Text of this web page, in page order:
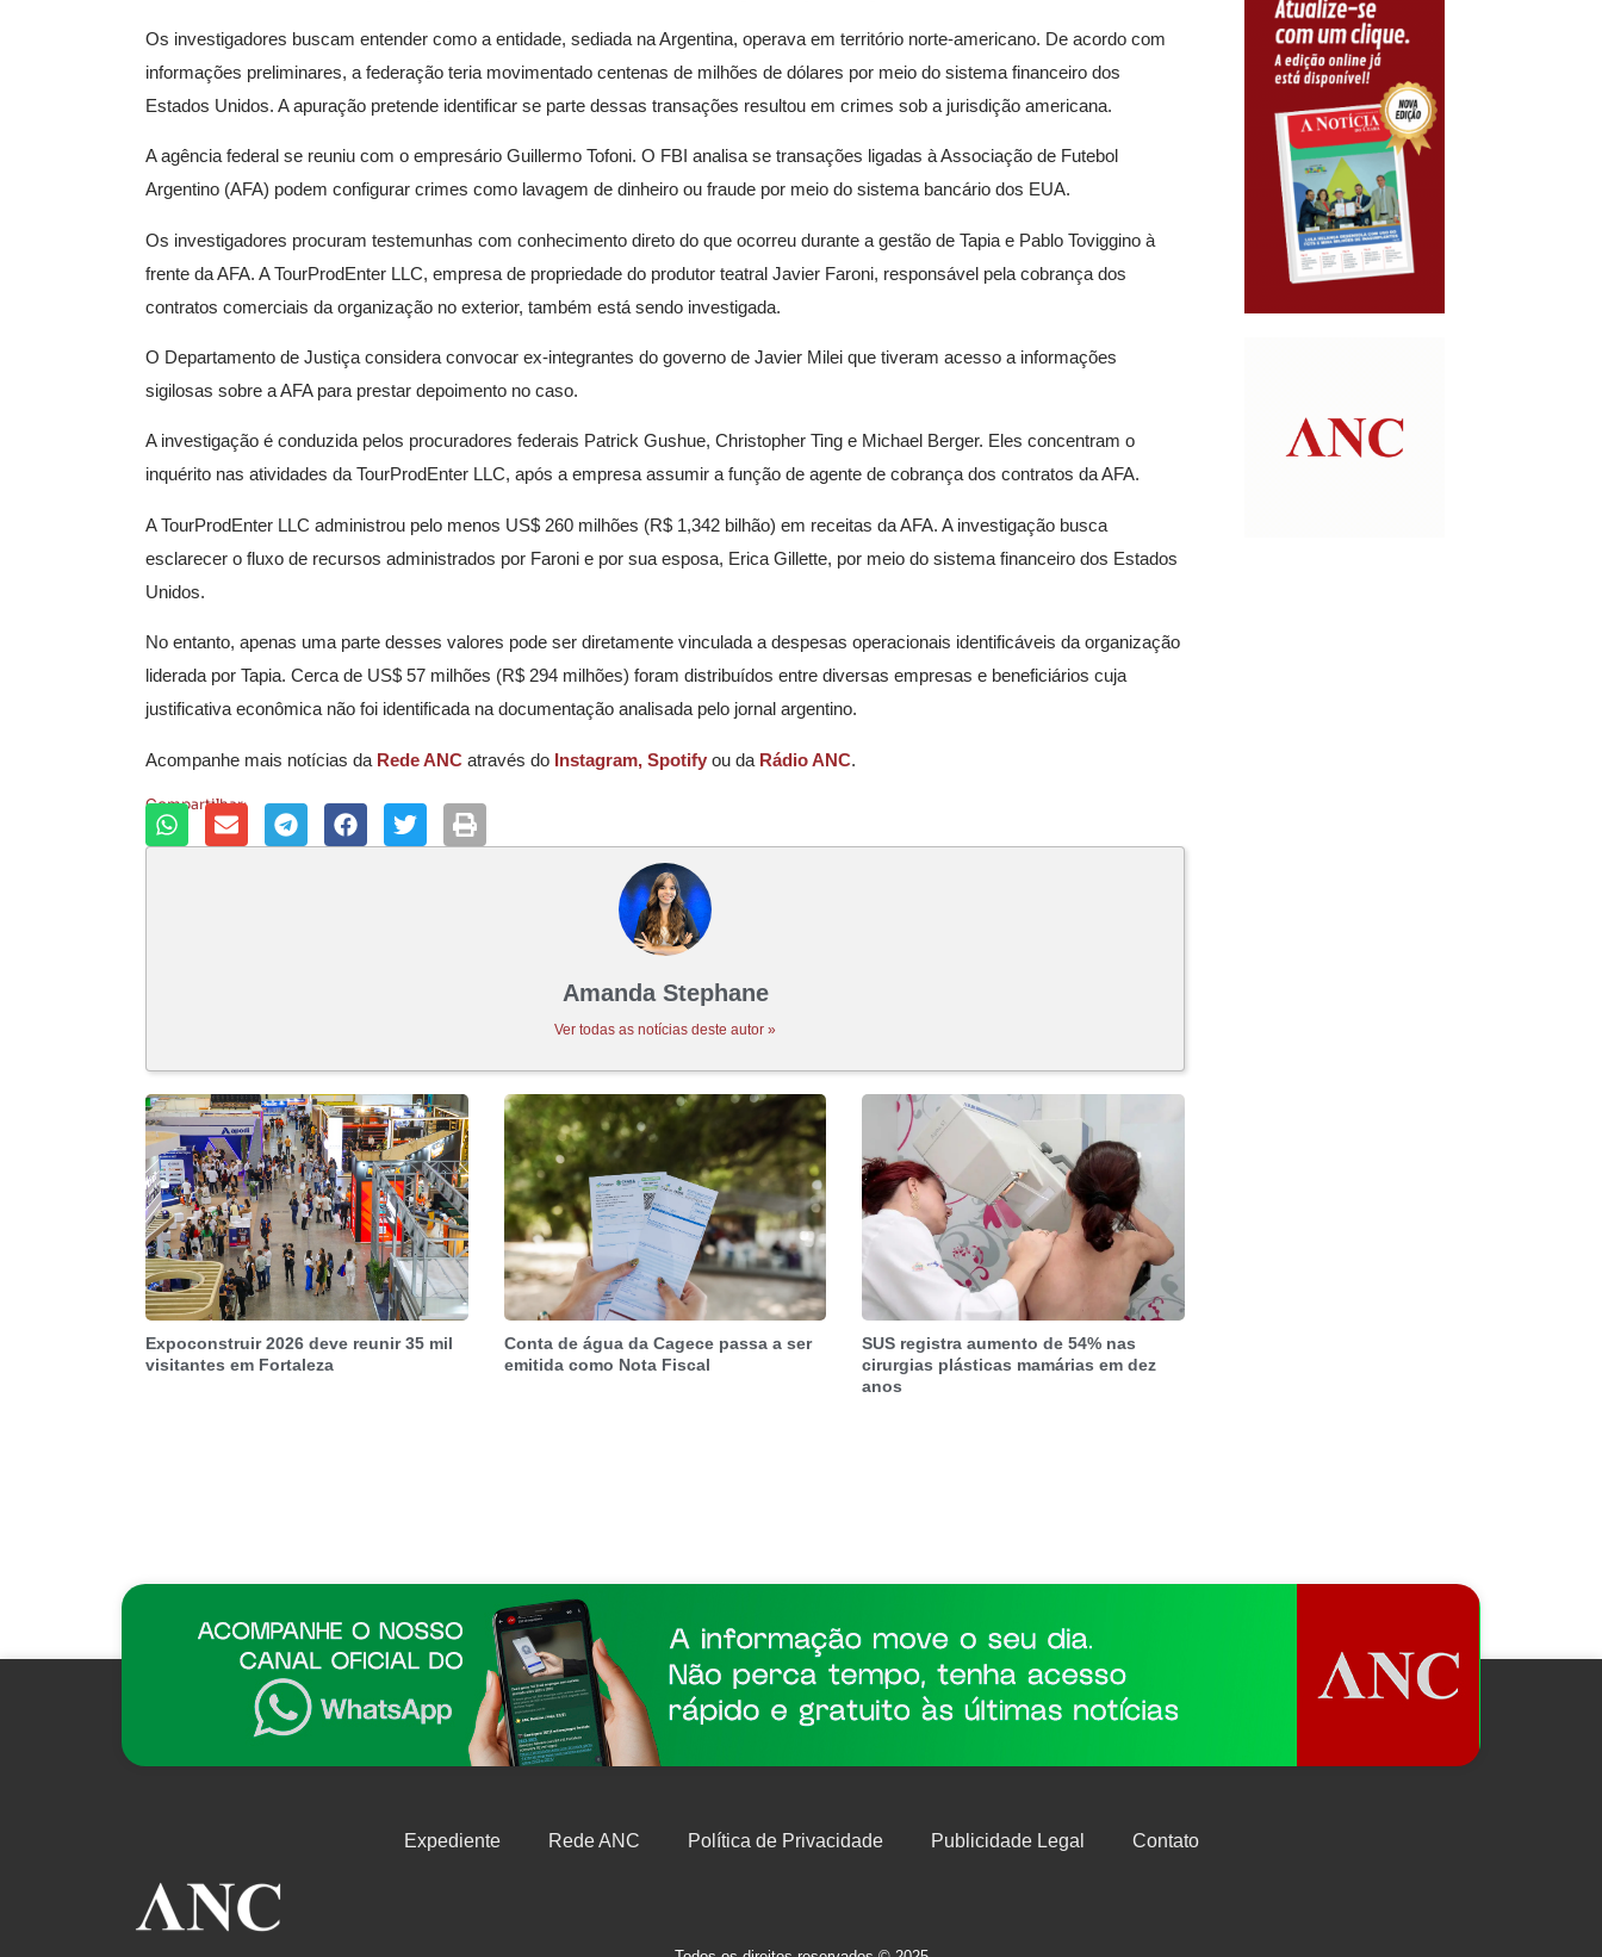
Os investigadores buscam entender como a entidade, sediada na Argentina, operava em território norte-americano. De acordo com
informações preliminares, a federação teria movimentado centenas de milhões de dólares por meio do sistema financeiro dos
Estados Unidos. A apuração pretende identificar se parte dessas transações resultou em crimes sob a jurisdição americana.
A agência federal se reuniu com o empresário Guillermo Tofoni. O FBI analisa se transações ligadas à Associação de Futebol
Argentino (AFA) podem configurar crimes como lavagem de dinheiro ou fraude por meio do sistema bancário dos EUA.
Os investigadores procuram testemunhas com conhecimento direto do que ocorreu durante a gestão de Tapia e Pablo Toviggino à
frente da AFA. A TourProdEnter LLC, empresa de propriedade do produtor teatral Javier Faroni, responsável pela cobrança dos
contratos comerciais da organização no exterior, também está sendo investigada.
O Departamento de Justiça considera convocar ex-integrantes do governo de Javier Milei que tiveram acesso a informações
sigilosas sobre a AFA para prestar depoimento no caso.
A investigação é conduzida pelos procuradores federais Patrick Gushue, Christopher Ting e Michael Berger. Eles concentram o
inquérito nas atividades da TourProdEnter LLC, após a empresa assumir a função de agente de cobrança dos contratos da AFA.
A TourProdEnter LLC administrou pelo menos US$ 260 milhões (R$ 1,342 bilhão) em receitas da AFA. A investigação busca
esclarecer o fluxo de recursos administrados por Faroni e por sua esposa, Erica Gillette, por meio do sistema financeiro dos Estados
Unidos.
No entanto, apenas uma parte desses valores pode ser diretamente vinculada a despesas operacionais identificáveis da organização
liderada por Tapia. Cerca de US$ 57 milhões (R$ 294 milhões) foram distribuídos entre diversas empresas e beneficiários cuja
justificativa econômica não foi identificada na documentação analisada pelo jornal argentino.
Acompanhe mais notícias da Rede ANC através do Instagram, Spotify ou da Rádio ANC.
Compartilhar:
Amanda Stephane
Ver todas as notícias deste autor »
Expoconstruir 2026 deve reunir 35 mil
visitantes em Fortaleza
Conta de água da Cagece passa a ser
emitida como Nota Fiscal
SUS registra aumento de 54% nas
cirurgias plásticas mamárias em dez
anos
Expediente Rede ANC Política de Privacidade Publicidade Legal Contato